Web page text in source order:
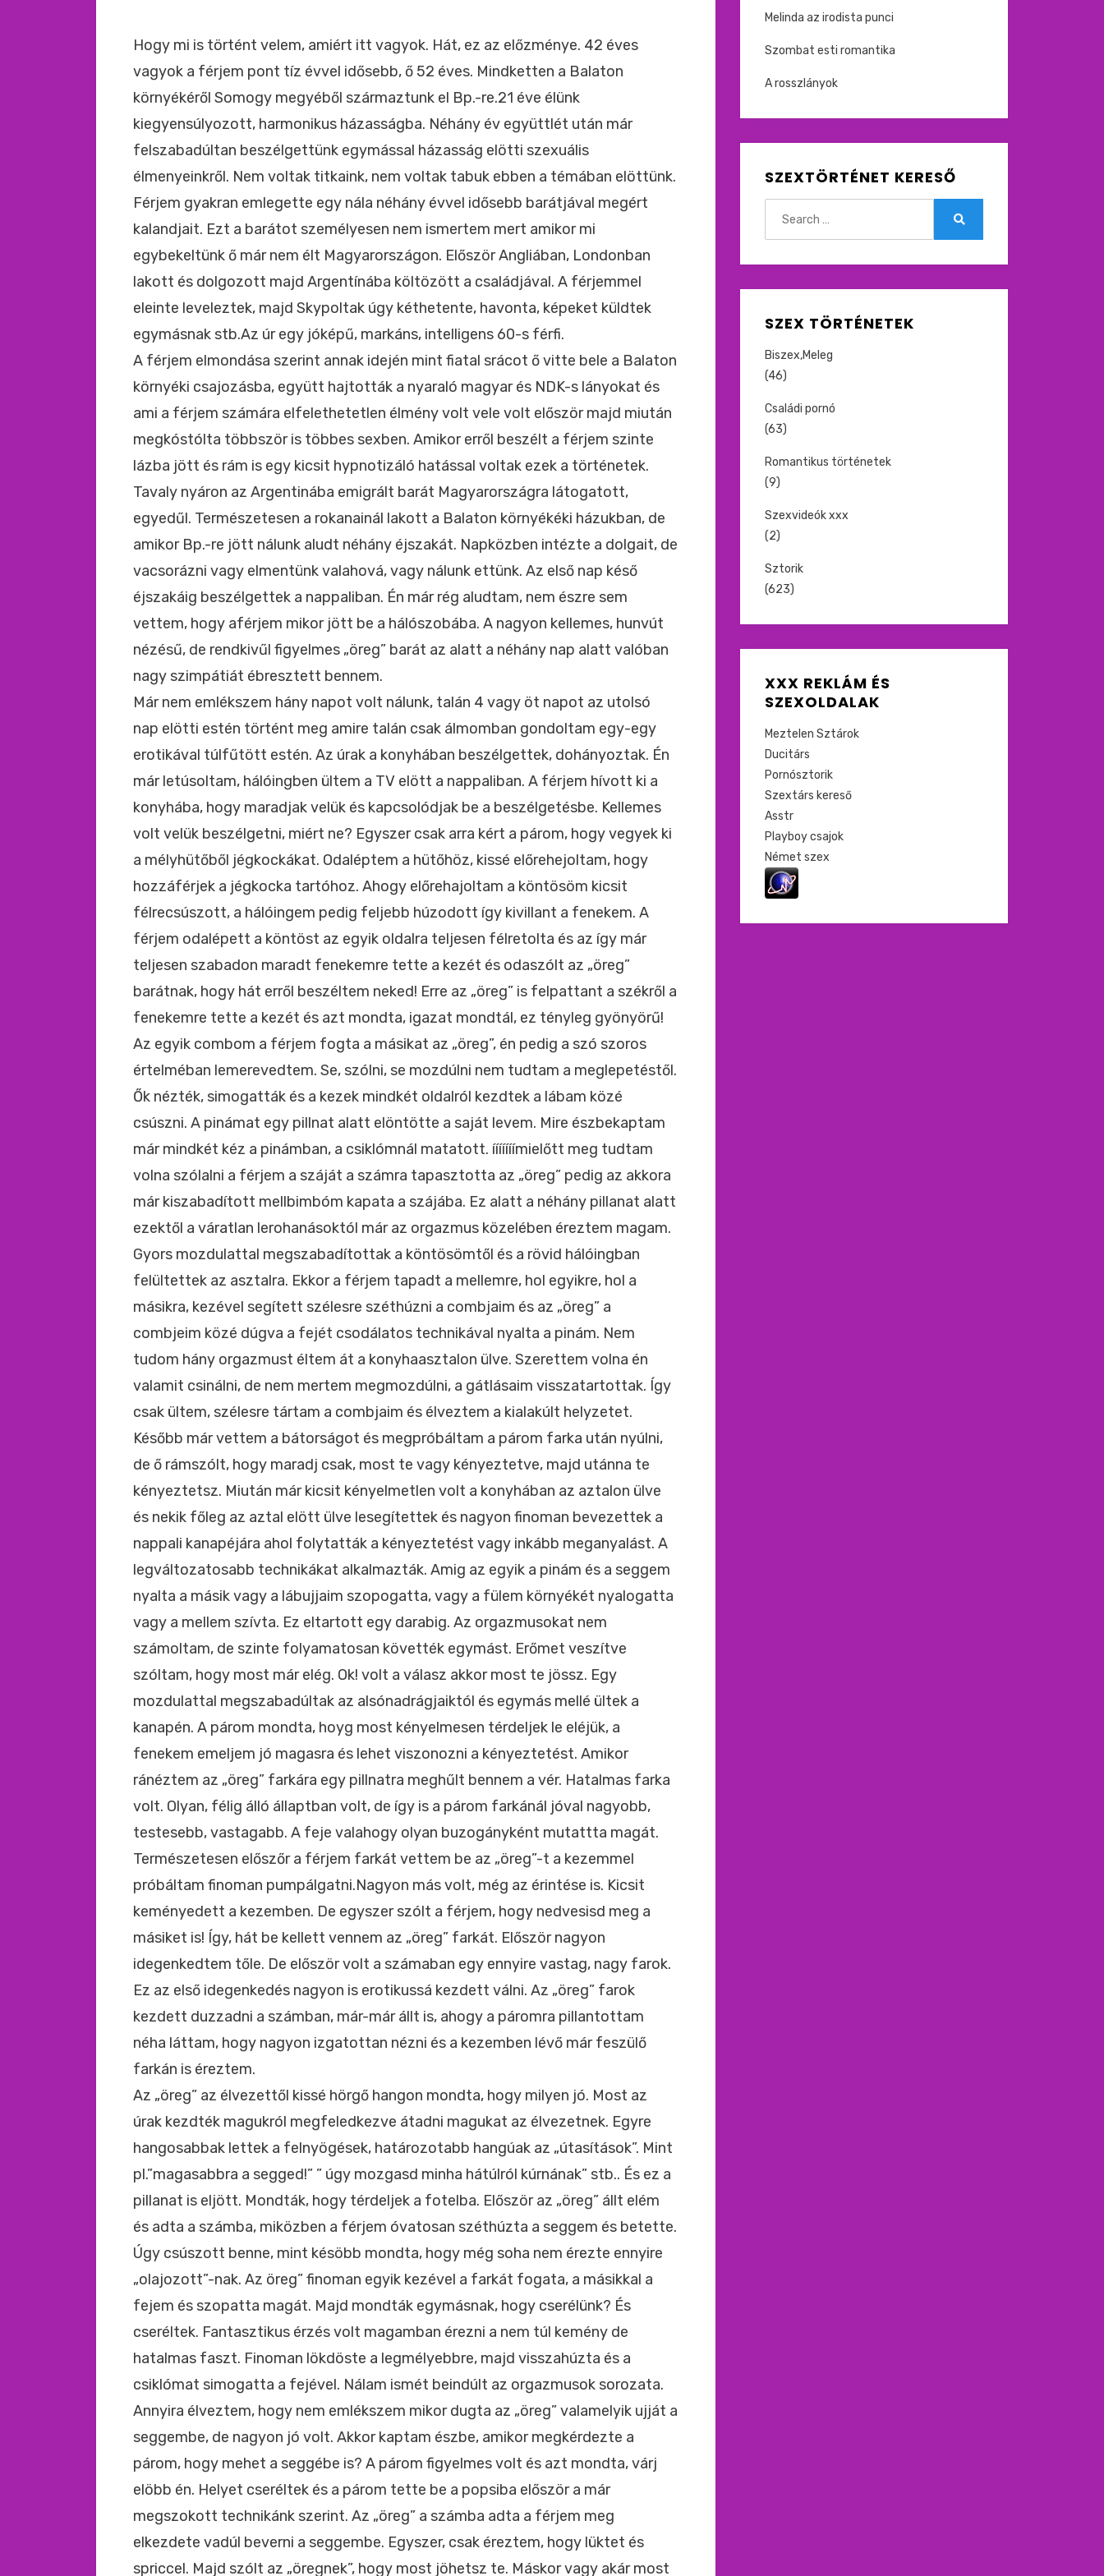
Hogy mi is történt velem, amiért itt vagyok. Hát, ez az előzménye. 42 éves
vagyok a férjem pont tíz évvel idősebb, ő 52 éves. Mindketten a Balaton
környékéről Somogy megyéből származtunk el Bp.-re.21 éve élünk
kiegyensúlyozott, harmonikus házasságba. Néhány év együttlét után már
felszabadúltan beszélgettünk egymással házasság elötti szexuális
élmenyeinkről. Nem voltak titkaink, nem voltak tabuk ebben a témában elöttünk.
Férjem gyakran emlegette egy nála néhány évvel idősebb barátjával megért
kalandjait. Ezt a barátot személyesen nem ismertem mert amikor mi
egybekeltünk ő már nem élt Magyarországon. Először Angliában, Londonban
lakott és dolgozott majd Argentínába költözött a családjával. A férjemmel
eleinte leveleztek, majd Skypoltak úgy kéthetente, havonta, képeket küldtek
egymásnak stb.Az úr egy jóképű, markáns, intelligens 60-s férfi.
A férjem elmondása szerint annak idején mint fiatal srácot ő vitte bele a Balaton
környéki csajozásba, együtt hajtották a nyaraló magyar és NDK-s lányokat és
ami a férjem számára elfelethetetlen élmény volt vele volt először majd miután
megkóstólta többször is többes sexben. Amikor erről beszélt a férjem szinte
lázba jött és rám is egy kicsit hypnotizáló hatással voltak ezek a történetek.
Tavaly nyáron az Argentinába emigrált barát Magyarországra látogatott,
egyedűl. Természetesen a rokanainál lakott a Balaton környékéki házukban, de
amikor Bp.-re jött nálunk aludt néhány éjszakát. Napközben intézte a dolgait, de
vacsorázni vagy elmentünk valahová, vagy nálunk ettünk. Az első nap késő
éjszakáig beszélgettek a nappaliban. Én már rég aludtam, nem észre sem
vettem, hogy aférjem mikor jött be a hálószobába. A nagyon kellemes, hunvút
nézésű, de rendkivűl figyelmes „öreg” barát az alatt a néhány nap alatt valóban
nagy szimpátiát ébresztett bennem.
Már nem emlékszem hány napot volt nálunk, talán 4 vagy öt napot az utolsó
nap elötti estén történt meg amire talán csak álmomban gondoltam egy-egy
erotikával túlfűtött estén. Az úrak a konyhában beszélgettek, dohányoztak. Én
már letúsoltam, hálóingben ültem a TV elött a nappaliban. A férjem hívott ki a
konyhába, hogy maradjak velük és kapcsolódjak be a beszélgetésbe. Kellemes
volt velük beszélgetni, miért ne? Egyszer csak arra kért a párom, hogy vegyek ki
a mélyhütőből jégkockákat. Odaléptem a hütőhöz, kissé előrehejoltam, hogy
hozzáférjek a jégkocka tartóhoz. Ahogy előrehajoltam a köntösöm kicsit
félrecsúszott, a hálóingem pedig feljebb húzodott így kivillant a fenekem. A
férjem odalépett a köntöst az egyik oldalra teljesen félretolta és az így már
teljesen szabadon maradt fenekemre tette a kezét és odaszólt az „öreg”
barátnak, hogy hát erről beszéltem neked! Erre az „öreg” is felpattant a székről a
fenekemre tette a kezét és azt mondta, igazat mondtál, ez tényleg gyönyörű!
Az egyik combom a férjem fogta a másikat az „öreg”, én pedig a szó szoros
értelméban lemerevedtem. Se, szólni, se mozdúlni nem tudtam a meglepetéstől.
Ők nézték, simogatták és a kezek mindkét oldalról kezdtek a lábam közé
csúszni. A pinámat egy pillnat alatt elöntötte a saját levem. Mire észbekaptam
már mindkét kéz a pinámban, a csiklómnál matatott. ííííííímielőtt meg tudtam
volna szólalni a férjem a száját a számra tapasztotta az „öreg” pedig az akkora
már kiszabadított mellbimbóm kapata a szájába. Ez alatt a néhány pillanat alatt
ezektől a váratlan lerohanásoktól már az orgazmus közelében éreztem magam.
Gyors mozdulattal megszabadítottak a köntösömtől és a rövid hálóingban
felültettek az asztalra. Ekkor a férjem tapadt a mellemre, hol egyikre, hol a
másikra, kezével segített szélesre széthúzni a combjaim és az „öreg” a
combjeim közé dúgva a fejét csodálatos technikával nyalta a pinám. Nem
tudom hány orgazmust éltem át a konyhaasztalon ülve. Szerettem volna én
valamit csinálni, de nem mertem megmozdúlni, a gátlásaim visszatartottak. Így
csak ültem, szélesre tártam a combjaim és élveztem a kialakúlt helyzetet.
Később már vettem a bátorságot és megpróbáltam a párom farka után nyúlni,
de ő rámszólt, hogy maradj csak, most te vagy kényeztetve, majd utánna te
kényeztetsz. Miután már kicsit kényelmetlen volt a konyhában az aztalon ülve
és nekik főleg az aztal elött ülve lesegítettek és nagyon finoman bevezettek a
nappali kanapéjára ahol folytatták a kényeztetést vagy inkább meganyalást. A
legváltozatosabb technikákat alkalmazták. Amig az egyik a pinám és a seggem
nyalta a másik vagy a lábujjaim szopogatta, vagy a fülem környékét nyalogatta
vagy a mellem szívta. Ez eltartott egy darabig. Az orgazmusokat nem
számoltam, de szinte folyamatosan követték egymást. Erőmet veszítve
szóltam, hogy most már elég. Ok! volt a válasz akkor most te jössz. Egy
mozdulattal megszabadúltak az alsónadrágjaiktól és egymás mellé ültek a
kanapén. A párom mondta, hoyg most kényelmesen térdeljek le eléjük, a
fenekem emeljem jó magasra és lehet viszonozni a kényeztetést. Amikor
ránéztem az „öreg” farkára egy pillnatra meghűlt bennem a vér. Hatalmas farka
volt. Olyan, félig álló állaptban volt, de így is a párom farkánál jóval nagyobb,
testesebb, vastagabb. A feje valahogy olyan buzogányként mutattta magát.
Természetesen előszőr a férjem farkát vettem be az „öreg”-t a kezemmel
próbáltam finoman pumpálgatni.Nagyon más volt, még az érintése is. Kicsit
keményedett a kezemben. De egyszer szólt a férjem, hogy nedvesisd meg a
másiket is! Így, hát be kellett vennem az „öreg” farkát. Először nagyon
idegenkedtem tőle. De először volt a számaban egy ennyire vastag, nagy farok.
Ez az első idegenkedés nagyon is erotikussá kezdett válni. Az „öreg” farok
kezdett duzzadni a számban, már-már állt is, ahogy a páromra pillantottam
néha láttam, hogy nagyon izgatottan nézni és a kezemben lévő már feszülő
farkán is éreztem.
Az „öreg” az élvezettől kissé hörgő hangon mondta, hogy milyen jó. Most az
úrak kezdték magukról megfeledkezve átadni magukat az élvezetnek. Egyre
hangosabbak lettek a felnyögések, határozotabb hangúak az „útasítások”. Mint
pl.”magasabbra a segged!” ” úgy mozgasd minha hátúlról kúrnának” stb.. És ez a
pillanat is eljött. Mondták, hogy térdeljek a fotelba. Először az „öreg” állt elém
és adta a számba, miközben a férjem óvatosan széthúzta a seggem és betette.
Úgy csúszott benne, mint késöbb mondta, hogy még soha nem érezte ennyire
„olajozott”-nak. Az öreg” finoman egyik kezével a farkát fogata, a másikkal a
fejem és szopatta magát. Majd mondták egymásnak, hogy cserélünk? És
cseréltek. Fantasztikus érzés volt magamban érezni a nem túl kemény de
hatalmas faszt. Finoman lökdöste a legmélyebbre, majd visszahúzta és a
csiklómat simogatta a fejével. Nálam ismét beindúlt az orgazmusok sorozata.
Annyira élveztem, hogy nem emlékszem mikor dugta az „öreg” valamelyik ujját a
seggembe, de nagyon jó volt. Akkor kaptam észbe, amikor megkérdezte a
párom, hogy mehet a seggébe is? A párom figyelmes volt és azt mondta, várj
elöbb én. Helyet cseréltek és a párom tette be a popsiba először a már
megszokott technikánk szerint. Az „öreg” a számba adta a férjem meg
elkezdete vadúl beverni a seggembe. Egyszer, csak éreztem, hogy lüktet és
spriccel. Majd szólt az „öregnek”, hogy most jöhetsz te. Máskor vagy akár most
Melinda az irodista punci
Szombat esti romantika
A rosszlányok
SZEXTÖRTÉNET KERESŐ
SZEX TÖRTÉNETEK
Biszex,Meleg
(46)
Családi pornó
(63)
Romantikus történetek
(9)
Szexvideók xxx
(2)
Sztorik
(623)
XXX REKLÁM ÉS
SZEXOLDALAK
Meztelen Sztárok
Ducitárs
Pornósztorik
Szextárs kereső
Asstr
Playboy csajok
Német szex